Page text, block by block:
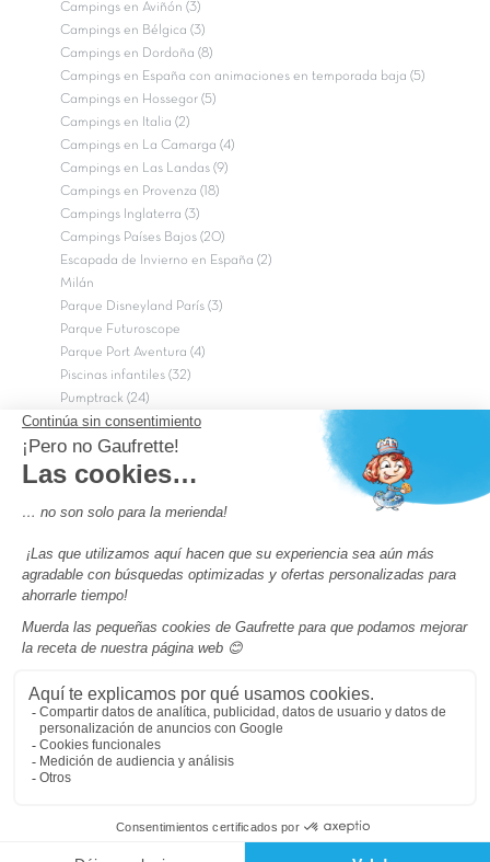
Campings en Aviñón (3)
Campings en Bélgica (3)
Campings en Dordoña (8)
Campings en España con animaciones en temporada baja (5)
Campings en Hossegor (5)
Campings en Italia (2)
Campings en La Camarga (4)
Campings en Las Landas (9)
Campings en Provenza (18)
Campings Inglaterra (3)
Campings Países Bajos (20)
Escapada de Invierno en España (2)
Milán
Parque Disneyland París (3)
Parque Futuroscope
Parque Port Aventura (4)
Piscinas infantiles (32)
Pumptrack (24)
Puy du Fou (2)
Roma
Semana Santa (17)
Campings de 4 estrellas en Francia
Los camping con piscinas en Francia
Camping Barcelona
Camping Murcia
Camping Costa Brava
Camping Costa daurada
Pass camping
Preguntas más frecuentes
Aviso legal
Notas legales
Modificar tus Preferencias de Cookies